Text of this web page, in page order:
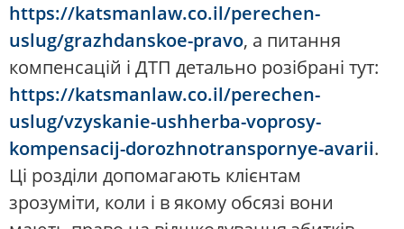
https://katsmanlaw.co.il/perechen-
uslug/grazhdanskoe-pravo, а питання
компенсацій і ДТП детально розібрані тут:
https://katsmanlaw.co.il/perechen-
uslug/vzyskanie-ushherba-voprosy-
kompensacij-dorozhnotranspornye-avarii.
Ці розділи допомагають клієнтам
зрозуміти, коли і в якому обсязі вони